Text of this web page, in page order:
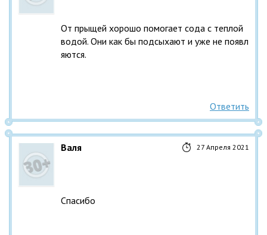
От прыщей хорошо помогает сода с теплой
водой. Они как бы подсыхают и уже не появл
яются.
Ответить
Валя 27 Апреля 2021
Спасибо